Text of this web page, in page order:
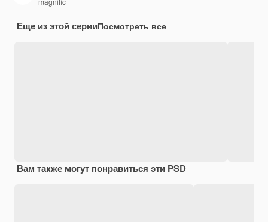
Еще из этой серииПосмотреть все
Вам также могут понравиться эти PSD